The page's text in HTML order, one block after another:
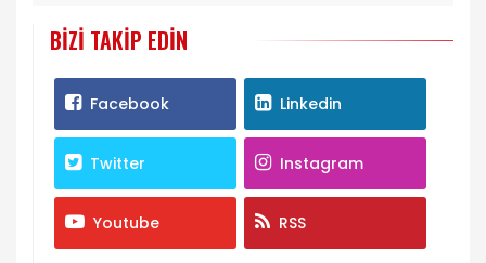
BIZI TAKIP EDIN
Facebook Linkedin
Twitter Instagram
Youtube RSS